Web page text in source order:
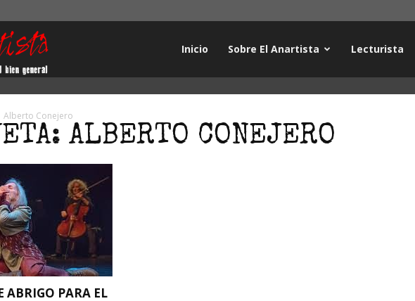
Inicio Sobre El Anartista Lecturista
Alberto Conejero
ALBERTO CONEJERO
ABRIGO PARA EL